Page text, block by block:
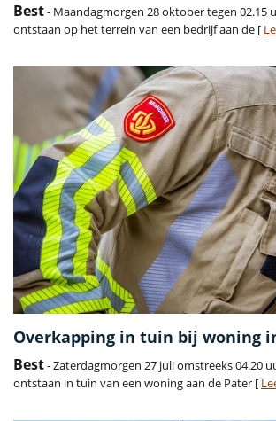
Best- Maandagmorgen 28 oktober tegen 02.15
ontstaan op het terrein van een bedrijf aan de [
Overkapping in tuin bij woning
Best- Zaterdagmorgen 27 juli omstreeks 04.20
ontstaan in tuin van een woning aan de Pater [